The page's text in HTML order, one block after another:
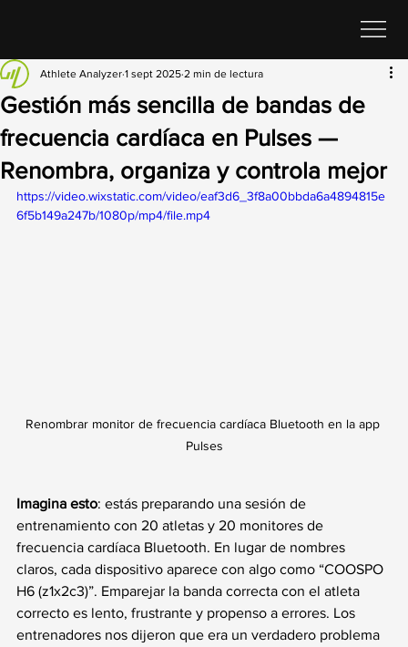
Gestión más sencilla de bandas de
frecuencia cardíaca en Pulses —
Renombra, organiza y controla mejor
Athlete Analyzer 1 sept 2025 2 min de lectura
https://video.wixstatic.com/video/eaf3d6_3f8a00bbda6a4894815e
6f5b149a247b/1080p/mp4/file.mp4
Renombrar monitor de frecuencia cardíaca Bluetooth en la app
Pulses
Imagina esto: estás preparando una sesión de
entrenamiento con 20 atletas y 20 monitores de
frecuencia cardíaca Bluetooth. En lugar de nombres
claros, cada dispositivo aparece con algo como “COOSPO
H6 (z1x2c3)”. Emparejar la banda correcta con el atleta
correcto es lento, frustrante y propenso a errores. Los
entrenadores nos dijeron que era un verdadero problema